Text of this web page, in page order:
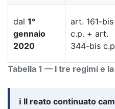
Tabella 1 — I tre regimi e
dal 1°
gennaio
2020
art. 161-bis
c.p. + art.
344-bis
ℹ️ Il reato continuato